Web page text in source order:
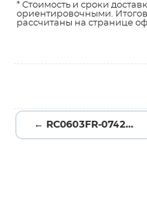
* Стоимость и сроки
ориентировочными.
рассчитаны на странице
← RC0603FR-0742R2L